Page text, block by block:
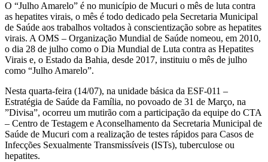
O “Julho Amarelo” é no município de Mucuri o mês de luta contra
as hepatites virais, o mês é todo dedicado pela Secretaria Municipal
de Saúde aos trabalhos voltados à conscientização sobre as hepatites
virais. A OMS – Organização Mundial de Saúde nomeou, em 2010,
o dia 28 de julho como o Dia Mundial de Luta contra as Hepatites
Virais e, o Estado da Bahia, desde 2017, instituiu o mês de julho
como “Julho Amarelo”.
Nesta quarta-feira (14/07), na unidade básica da ESF-011 –
Estratégia de Saúde da Família, no povoado de 31 de Março, na
”Divisa”, ocorreu um mutirão com a participação da equipe do CTA
– Centro de Testagem e Aconselhamento da Secretaria Municipal de
Saúde de Mucuri com a realização de testes rápidos para Casos de
Infecções Sexualmente Transmissíveis (ISTs), tuberculose ou
hepatites.